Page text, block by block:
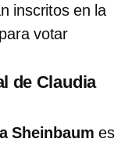
inscritos en la
votar
de Claudia
Sheinbaum es